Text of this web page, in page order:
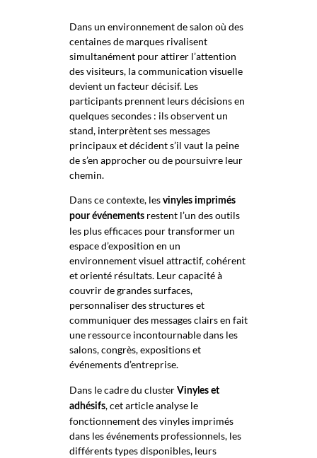
Dans un environnement de salon où des
centaines de marques rivalisent
simultanément pour attirer l’attention
des visiteurs, la communication visuelle
devient un facteur décisif. Les
participants prennent leurs décisions en
quelques secondes : ils observent un
stand, interprètent ses messages
principaux et décident s’il vaut la peine
de s’en approcher ou de poursuivre leur
chemin.
Dans ce contexte, les vinyles imprimés
pour événements restent l’un des outils
les plus efficaces pour transformer un
espace d’exposition en un
environnement visuel attractif, cohérent
et orienté résultats. Leur capacité à
couvrir de grandes surfaces,
personnaliser des structures et
communiquer des messages clairs en fait
une ressource incontournable dans les
salons, congrès, expositions et
événements d’entreprise.
Dans le cadre du cluster Vinyles et
adhésifs, cet article analyse le
fonctionnement des vinyles imprimés
dans les événements professionnels, les
différents types disponibles, leurs